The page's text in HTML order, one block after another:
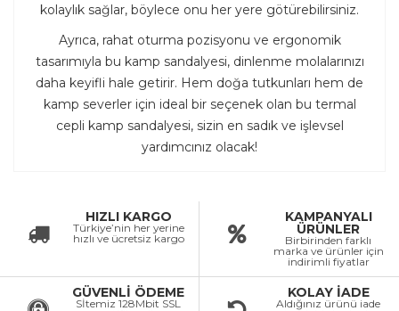
kolaylık sağlar, böylece onu her yere götürebilirsiniz.
Ayrıca, rahat oturma pozisyonu ve ergonomik
tasarımıyla bu kamp sandalyesi, dinlenme molalarınızı
daha keyifli hale getirir. Hem doğa tutkunları hem de
kamp severler için ideal bir seçenek olan bu termal
cepli kamp sandalyesi, sizin en sadık ve işlevsel
yardımcınız olacak!
HIZLI KARGO
Türkiye’nin her yerine
hızlı ve ücretsiz kargo
KAMPANYALI
ÜRÜNLER
Birbirinden farklı
marka ve ürünler için
indirimli fiyatlar
GÜVENLİ ÖDEME
Sİtemiz 128Mbit SSL
KOLAY İADE
Aldığınız ürünü iade